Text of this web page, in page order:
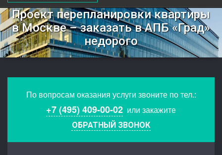
Проект перепланировки квартиры
в Москве – заказать в АПБ «Град»
недорого
По вопросам оказания услуги звоните по тел.:
+7 (495) 409-00-02 или закажите
ОБРАТНЫЙ ЗВОНОК